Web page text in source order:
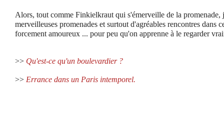
Alors, tout comme Finkielkraut qui s'émerveille de la promenade,
merveilleuses promenades et surtout d'agréables rencontres dans
forcement amoureux ... pour peu qu'on apprenne à le regarder
>> Qu'est-ce qu'un boulevardier ?
>> Errance dans un Paris intemporel.